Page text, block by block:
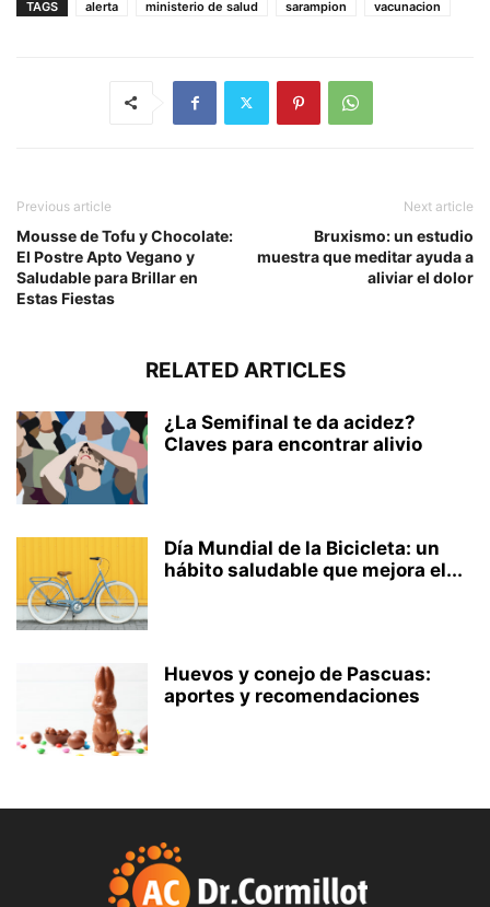
TAGS alerta ministerio de salud sarampion vacunacion
Previous article
Mousse de Tofu y Chocolate:
El Postre Apto Vegano y
Saludable para Brillar en
Estas Fiestas
Next article
Bruxismo: un estudio
muestra que meditar ayuda a
aliviar el dolor
RELATED ARTICLES
¿La Semifinal te da acidez?
Claves para encontrar alivio
Día Mundial de la Bicicleta: un
hábito saludable que mejora el...
Huevos y conejo de Pascuas:
aportes y recomendaciones